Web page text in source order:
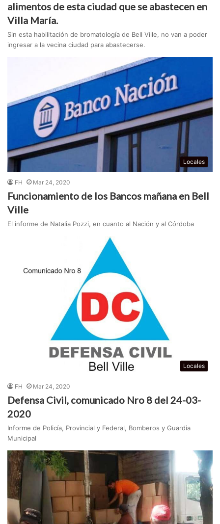
alimentos de esta ciudad que se abastecen en
Villa María.
Sin esta habilitación de bromatología de Bell Ville, no van a poder
ingresar a la vecina ciudad para abastecerse.
Locales
FH Mar 24, 2020
Funcionamiento de los Bancos mañana en Bell
Ville
El informe de Natalia Pozzi, en cuanto al Nación y al Córdoba
Locales
FH Mar 24, 2020
Defensa Civil, comunicado Nro 8 del 24-03-
2020
Informe de Policía, Provincial y Federal, Bomberos y Guardia
Municipal